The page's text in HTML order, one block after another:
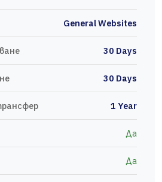
General Websites
30 Days
30 Days
1 Year
Да
Да